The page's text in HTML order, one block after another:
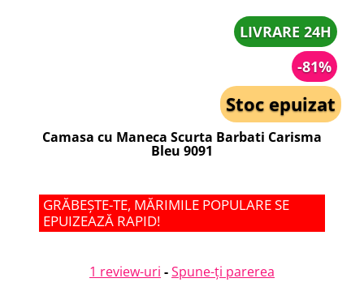
LIVRARE 24H
-81%
Stoc epuizat
Camasa cu Maneca Scurta Barbati Carisma
Bleu 9091
GRĂBEȘTE-TE, MĂRIMILE POPULARE SE
EPUIZEAZĂ RAPID!
1 review-uri -Spune-ţi parerea